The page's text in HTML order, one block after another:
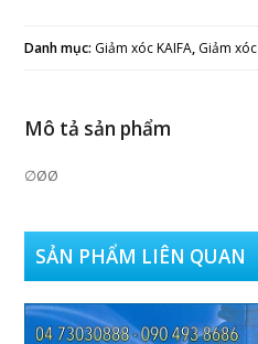
Danh mục: Giảm xóc KAIFA, Giảm
Mô tả sản phẩm
∅ØØ
SẢN PHẨM LIÊN QUAN